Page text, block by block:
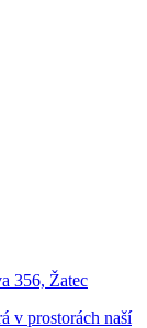
356, Žatec
v prostorách naší